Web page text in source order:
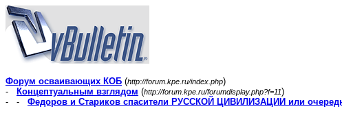
Форум осваивающих КОБ (http://forum.kpe.ru/index.php)
-
Концептуальным взглядом (http://forum.kpe.ru/forumdisplay.php?f=11)
- - Федоров и Стариков спасители РУССКОЙ ЦИВИЛИЗАЦИИ или